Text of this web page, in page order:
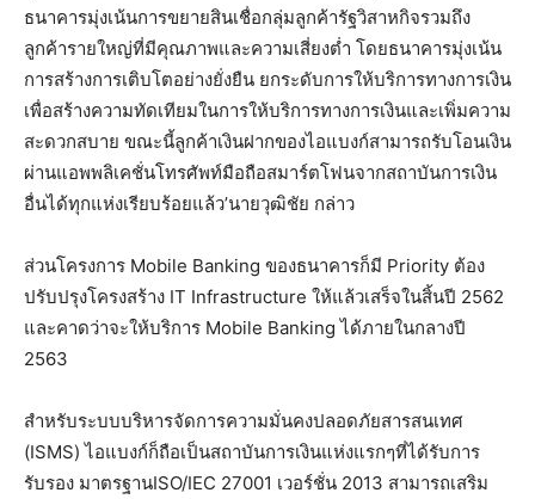
ธนาคารมุ่งเน้นการขยายสินเชื่อกลุ่มลูกค้ารัฐวิสาหกิจรวมถึง
ลูกค้ารายใหญ่ที่มีคุณภาพและความเสี่ยงต่ำ โดยธนาคารมุ่งเน้น
การสร้างการเติบโตอย่างยั่งยืน ยกระดับการให้บริการทางการเงิน
เพื่อสร้างความทัดเทียมในการให้บริการทางการเงินและเพิ่มความ
สะดวกสบาย ขณะนี้ลูกค้าเงินฝากของไอแบงก์สามารถรับโอนเงิน
ผ่านแอพพลิเคชั่นโทรศัพท์มือถือสมาร์ตโฟนจากสถาบันการเงิน
อื่นได้ทุกแห่งเรียบร้อยแล้ว’นายวุฒิชัย กล่าว
ส่วนโครงการ Mobile Banking ของธนาคารก็มี Priority ต้อง
ปรับปรุงโครงสร้าง IT Infrastructure ให้แล้วเสร็จในสิ้นปี 2562
และคาดว่าจะให้บริการ Mobile Banking ได้ภายในกลางปี
2563
สำหรับระบบบริหารจัดการความมั่นคงปลอดภัยสารสนเทศ
(ISMS) ไอแบงก์ก็ถือเป็นสถาบันการเงินแห่งแรกๆที่ได้รับการ
รับรอง มาตรฐานISO/IEC 27001 เวอร์ชั่น 2013 สามารถเสริม